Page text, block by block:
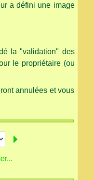
a défini une image
la "validation" des
le propriétaire (ou
annulées et vous